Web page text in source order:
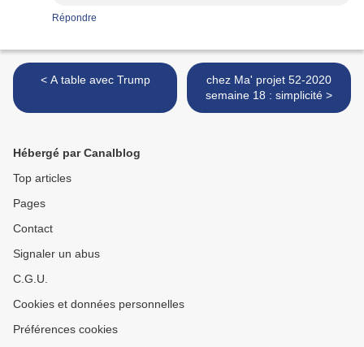
Répondre
< A table avec Trump
chez Ma' projet 52-2020
semaine 18 : simplicité >
Hébergé par Canalblog
Top articles
Pages
Contact
Signaler un abus
C.G.U.
Cookies et données personnelles
Préférences cookies